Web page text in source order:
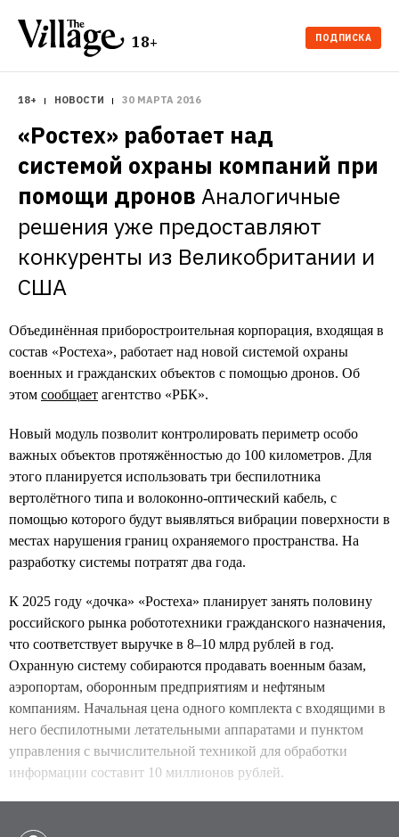
18+ ПОДПИСКА
18+ НОВОСТИ 30 МАРТА 2016
«Ростех» работает над
системой охраны компаний при
помощи дронов Аналогичные
решения уже предоставляют
конкуренты из Великобритании и
США
Объединённая приборостроительная корпорация, входящая в
состав «Ростеха», работает над новой системой охраны
военных и гражданских объектов с помощью дронов. Об
этом сообщает агентство «РБК».
Новый модуль позволит контролировать периметр особо
важных объектов протяжённостью до 100 километров. Для
этого планируется использовать три беспилотника
вертолётного типа и волоконно-оптический кабель, с
помощью которого будут выявляться вибрации поверхности в
местах нарушения границ охраняемого пространства. На
разработку системы потратят два года.
К 2025 году «дочка» «Ростеха» планирует занять половину
российского рынка робототехники гражданского назначения,
что соответствует выручке в 8–10 млрд рублей в год.
Охранную систему собираются продавать военным базам,
аэропортам, оборонным предприятиям и нефтяным
компаниям. Начальная цена одного комплекта с входящими в
него беспилотными летательными аппаратами и пунктом
управления с вычислительной техникой для обработки
информации составит 10 миллионов рублей.